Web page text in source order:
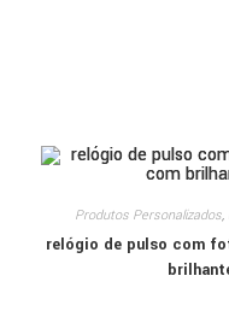
Produtos Personalizados,
relógio de pulso com